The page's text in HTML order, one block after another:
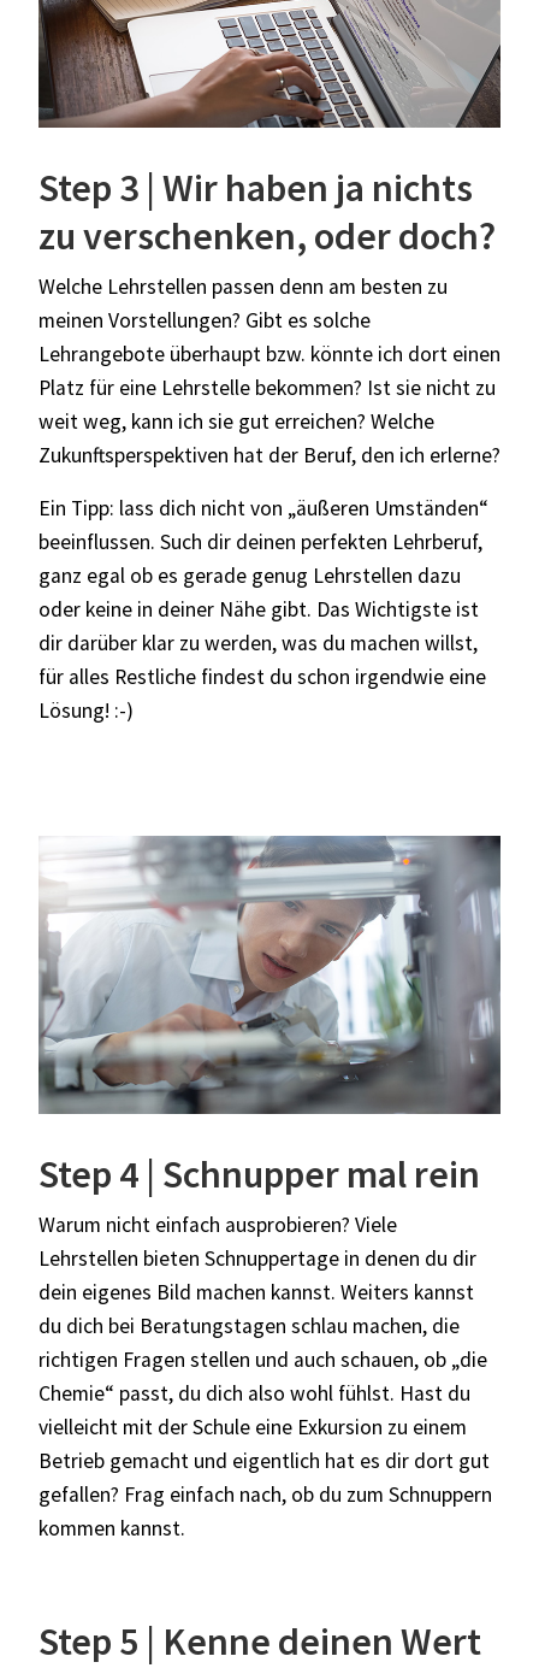
Step 3 | Wir haben ja nichts
zu verschenken, oder doch?
Welche Lehrstellen passen denn am besten zu
meinen Vorstellungen? Gibt es solche
Lehrangebote überhaupt bzw. könnte ich dort einen
Platz für eine Lehrstelle bekommen? Ist sie nicht zu
weit weg, kann ich sie gut erreichen? Welche
Zukunftsperspektiven hat der Beruf, den ich erlerne?
Ein Tipp: lass dich nicht von „äußeren Umständen“
beeinflussen. Such dir deinen perfekten Lehrberuf,
ganz egal ob es gerade genug Lehrstellen dazu
oder keine in deiner Nähe gibt. Das Wichtigste ist
dir darüber klar zu werden, was du machen willst,
für alles Restliche findest du schon irgendwie eine
Lösung! :-)
Step 4 | Schnupper mal rein
Warum nicht einfach ausprobieren? Viele
Lehrstellen bieten Schnuppertage in denen du dir
dein eigenes Bild machen kannst. Weiters kannst
du dich bei Beratungstagen schlau machen, die
richtigen Fragen stellen und auch schauen, ob „die
Chemie“ passt, du dich also wohl fühlst. Hast du
vielleicht mit der Schule eine Exkursion zu einem
Betrieb gemacht und eigentlich hat es dir dort gut
gefallen? Frag einfach nach, ob du zum Schnuppern
kommen kannst.
Step 5 | Kenne deinen Wert